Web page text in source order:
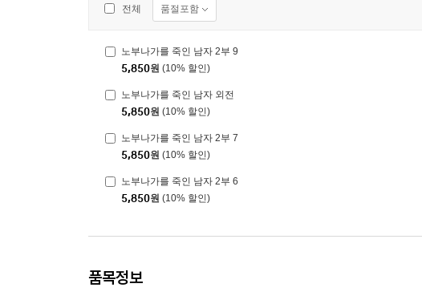
전체 품절포함
노부나가를 죽인 남자 2부 9
5,850원 (10% 할인)
노부나가를 죽인 남자 외전
5,850원 (10% 할인)
노부나가를 죽인 남자 2부 7
5,850원 (10% 할인)
노부나가를 죽인 남자 2부 6
5,850원 (10% 할인)
품목정보